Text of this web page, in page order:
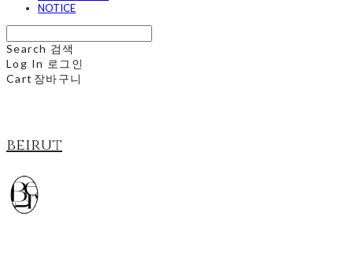
NOTICE
Search 검색
Log In 로그인
Cart 장바구니
beirut